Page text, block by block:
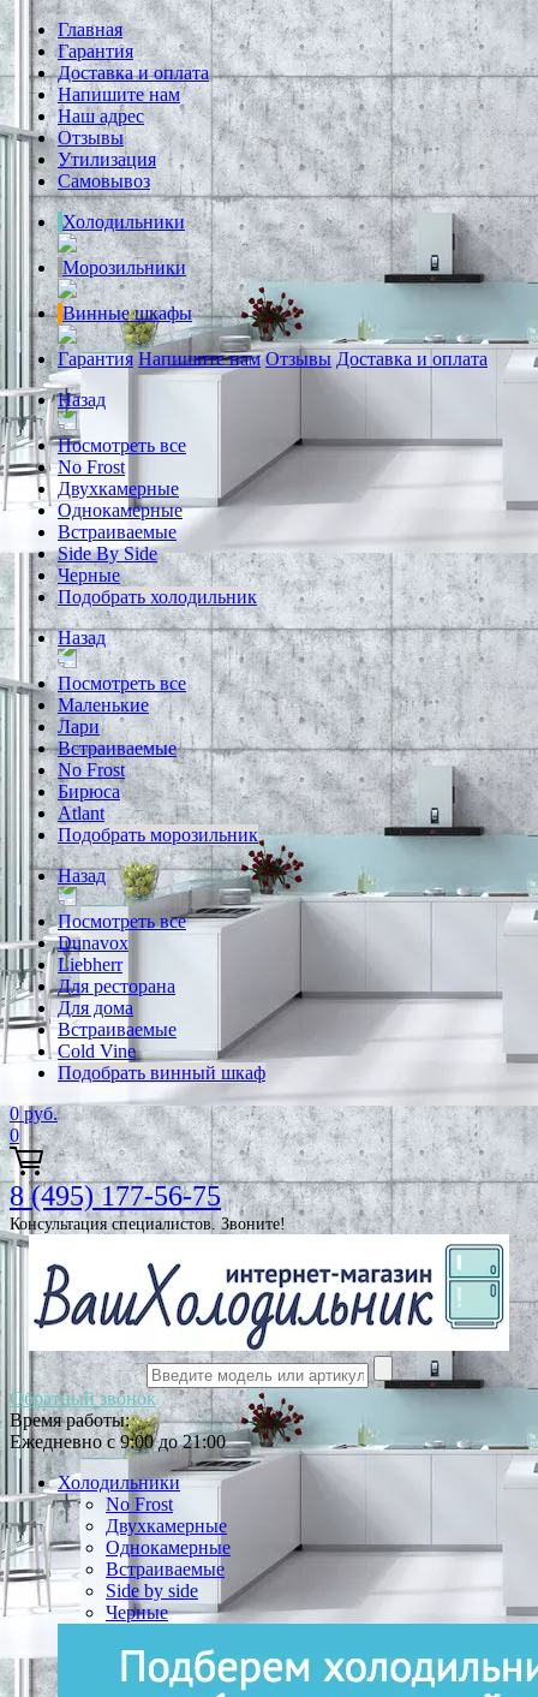
Главная
Гарантия
Доставка и оплата
Напишите нам
Наш адрес
Отзывы
Утилизация
Самовывоз
Холодильники
Морозильники
Винные шкафы
Гарантия Напишите нам Отзывы Доставка и оплата
Назад
Посмотреть все
No Frost
Двухкамерные
Однокамерные
Встраиваемые
Side By Side
Черные
Подобрать холодильник
Назад
Посмотреть все
Маленькие
Лари
Встраиваемые
No Frost
Бирюса
Atlant
Подобрать морозильник
Назад
Посмотреть все
Dunavox
Liebherr
Для ресторана
Для дома
Встраиваемые
Cold Vine
Подобрать винный шкаф
0 руб.
0
8 (495) 177-56-75
Консультация специалистов. Звоните!
Обратный звонок
Время работы:
Ежедневно с 9:00 до 21:00
Холодильники
No Frost
Двухкамерные
Однокамерные
Встраиваемые
Side by side
Черные